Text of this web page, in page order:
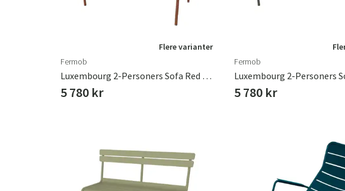
Flere varianter
Fermob
Luxembourg 2-Personers Sofa Red Ochre
5 780 kr
Fermob
5 780 kr